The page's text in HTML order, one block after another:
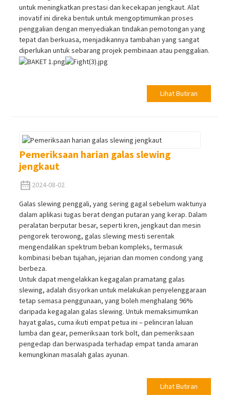
untuk meningkatkan prestasi dan kecekapan jengkaut. Alat
inovatif ini direka bentuk untuk mengoptimumkan proses
penggalian dengan menyediakan tindakan pemotongan yang
tepat dan berkuasa, menjadikannya tambahan yang sangat
diperlukan untuk sebarang projek pembinaan atau penggalian.
Lihat Butiran
Pemeriksaan harian galas slewing
jengkaut
2024-08-02
Galas slewing penggali, yang sering gagal sebelum waktunya
dalam aplikasi tugas berat dengan putaran yang kerap. Dalam
peralatan berputar besar, seperti kren, jengkaut dan mesin
pengorek terowong, galas slewing mesti serentak
mengendalikan spektrum beban kompleks, termasuk
kombinasi beban tujahan, jejarian dan momen condong yang
berbeza.
Untuk dapat mengelakkan kegagalan pramatang galas
slewing, adalah disyorkan untuk melakukan penyelenggaraan
tetap semasa penggunaan, yang boleh menghalang 96%
daripada kegagalan galas slewing. Untuk memaksimumkan
hayat galas, cuma ikuti empat petua ini – pelinciran laluan
lumba dan gear, pemeriksaan tork bolt, dan pemeriksaan
pengedap dan berwaspada terhadap empat tanda amaran
kemungkinan masalah galas ayunan.
Lihat Butiran